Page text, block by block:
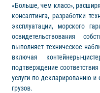
«Больше, чем класс»,
консалтинга, разработки
эксплуатации, морского
освидетельствования
выполняет техническое
включая контейнеры-
подтверждение
услуги по декларированию
грузов.